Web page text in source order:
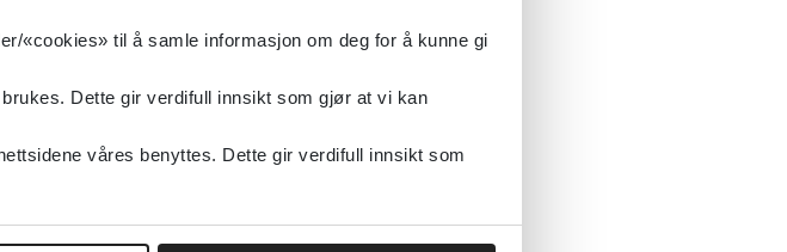
«cookies» til å samle informasjon om deg for å kunne gi
Dette gir verdifull innsikt som gjør at vi kan
våres benyttes. Dette gir verdifull innsikt som